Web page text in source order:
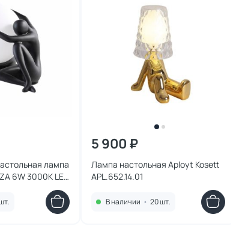
лампа
6W 3000К LED
5 900 ₽
Лампа настольная Aployt Kosett
APL.652.14.01
В наличии • 20 шт.